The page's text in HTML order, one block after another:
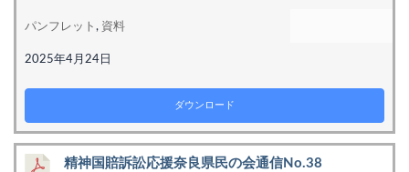
パンフレット, 資料
2025年4月24日
ダウンロード
精神国賠訴訟応援奈良県民の会通信No.38